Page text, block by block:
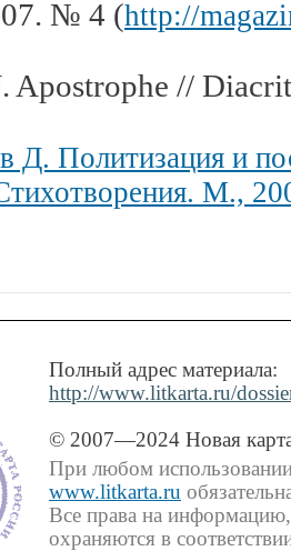
№ 4 (http://
Apostrophe //
Д. Политизация и
М.,
Полный адрес материала:
http://www.litkarta.ru/
© 2007—2024 Новая
При любом использовании
www.litkarta.ru
Все права на
охраняются в